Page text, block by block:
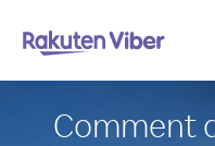
Comment